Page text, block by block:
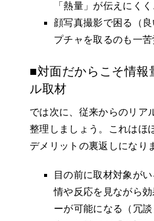
「熱量」が伝えにく
顔写真撮影で困る（
プチャを取るのも一苦
■対面だからこそ情報
ル取材
では次に、従来からのリア
整理しましょう。これはほ
デメリットの裏返しになり
目の前に取材対象が
情や反応を見ながら効
ーが可能になる（冗談